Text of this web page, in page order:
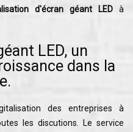
d'écran géant LEDà
LED, un
dans la
des entreprises à
les discutions. Le service